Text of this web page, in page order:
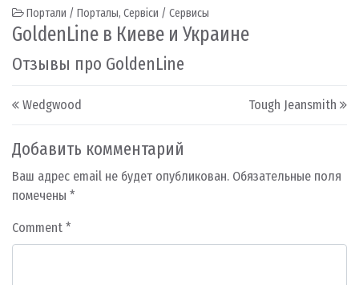
Портали / Порталы, Сервіси / Сервисы
GoldenLine в Киеве и Украине
Отзывы про GoldenLine
Post navigation
Wedgwood Tough Jeansmith
Добавить комментарий
Ваш адрес email не будет опубликован. Обязательные поля
помечены *
Comment *